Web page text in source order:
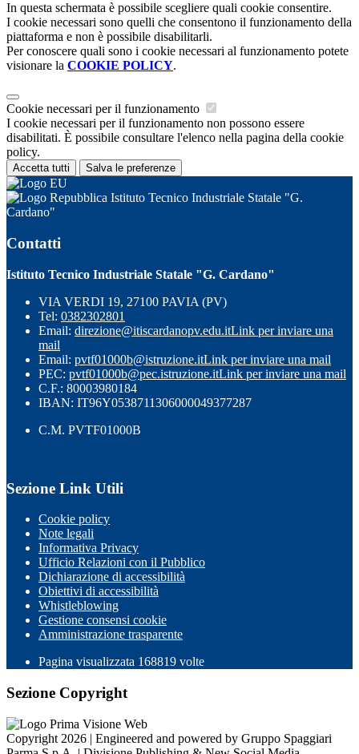
In questa schermata è possibile scegliere quali cookie consentire.
I cookie necessari sono quelli che consentono il funzionamento della
piattaforma e non è possibile disabilitarli.
Per conoscere quali sono i cookie necessari al funzionamento potete
visionare la COOKIE POLICY.
Cookie necessari per il funzionamento
I cookie necessari per il funzionamento non possono essere
disabilitati. È possibile consultare l'elenco nella pagina della cookie
policy.
Accetta tutti Salva le preferenze
Istituto Tecnico Industriale Statale "G.
Cardano"
Contatti
Istituto Tecnico Industriale Statale "G. Cardano"
VIA VERDI 19, 27100 PAVIA (PV)
Tel: 0382302801
Email: direzione@itiscardanopv.edu.itLink per inviare una
mail
Email: pvtf01000b@istruzione.itLink per inviare una mail
PEC: pvtf01000b@pec.istruzione.itLink per inviare una mail
C.F.: 80003980184
IBAN: IT96Y0538711306000049377287
C.M. PVTF01000B
Sezione Link Utili
Cookie policy
Note legali
Informativa Privacy
Ufficio Relazioni con il Pubblico
Dichiarazione di accessibilità
Obiettivi di accessibilità
Whistleblowing
Gestione consensi cookie
Amministrazione trasparente
Pagina visualizzata 168819 volte
Sezione Copyright
Copyright 2026 | Engineered and powered by Gruppo Spaggiari